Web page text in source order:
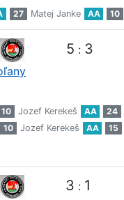
27 Matej Janke AA 10
5 : 3
10 Jozef Kerekeš AA 24
10 Jozef Kerekeš AA 15
3 : 1